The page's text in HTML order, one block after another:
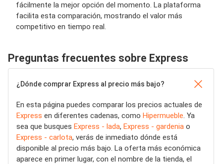
fácilmente la mejor opción del momento. La plataforma
facilita esta comparación, mostrando el valor más
competitivo en tiempo real.
Preguntas frecuentes sobre Express
¿Dónde comprar Express al precio más bajo?
En esta página puedes comparar los precios actuales de
Express en diferentes cadenas, como Hipermueble . Ya
sea que busques Express - lada, Express - gardenia o
Express - carlota, verás de inmediato dónde está
disponible al precio más bajo. La oferta más económica
aparece en primer lugar, con el nombre de la tienda, el